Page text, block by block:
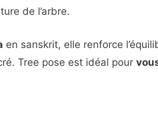
de l’arbre.
en sanskrit, elle renforce
Tree pose est idéal pour